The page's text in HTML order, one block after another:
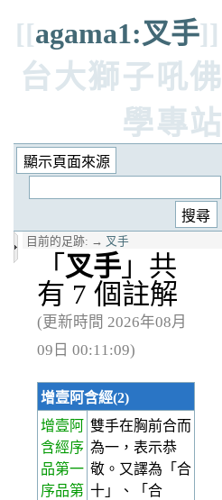
[[agama1:叉手]]
台大獅子吼佛
學專站
目前的足跡: → 叉手
「 叉手 」共
有 7 個註解
(更新時間 2026年08月
09日 00:11:09)
增壹阿含經(2)
增壹阿
含經序
品第一
序品第
雙手在胸前合而
為一，表示恭
敬。又譯為「合
十」、「合